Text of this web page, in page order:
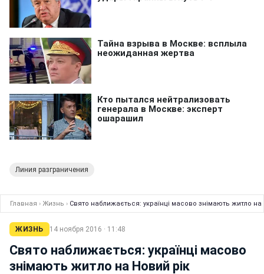
Линия разграничения
Главная › Жизнь › Свято наближається: українці масово знімають житло на
ЖИЗНЬ 14 ноября 2016 · 11:48
Свято наближається: українці масово
знімають житло на Новий рік